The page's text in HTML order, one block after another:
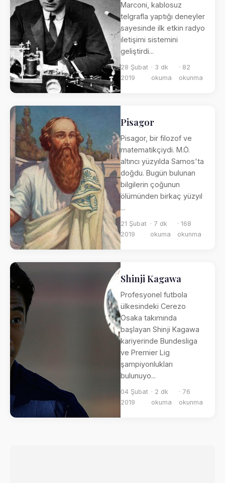
Marconi, kablosuz
telgrafla yaptığı deneyler
sayesinde ilk etkin radyo
iletişimi sistemini
geliştirdi...
28 Şubat
2019
· 3 dk
okuma
· 82
okunma
Pisagor
Pisagor, bir filozof ve
matematikçiydi. M.Ö.
altıncı yüzyılda Samos'ta
doğdu. Bugün bulunan
bilgilerin çoğunun
ölümünden birkaç yüzyıl
...
21 Şubat
2019
· 7 dk
okuma
· 168
okunma
Shinji Kagawa
Profesyonel futbola
ülkesindeki Cerezo
Osaka takımında
başlayan Shinji Kagawa
kariyerinde Bundesliga
ve Premier Lig
şampiyonlukları
bulunuyo...
04 Şubat
2019
· 2 dk
okuma
· 76
okunma